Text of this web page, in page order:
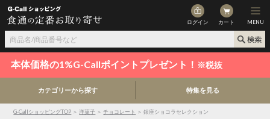
ログイン カート MENU
本体価格の1%G-Callポイントプレゼント！ ※税抜
カテゴリーから探す 特集を見る
G-CallショッピングTOP ＞洋菓子 ＞チョコレート ＞ 銀座ショコラセレクション